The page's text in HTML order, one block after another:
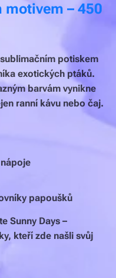
– 450
potiskem
exotických ptáků.
barvám vynikne
ranní kávu nebo čaj.
papoušků
Sunny Days –
kteří zde našli svůj